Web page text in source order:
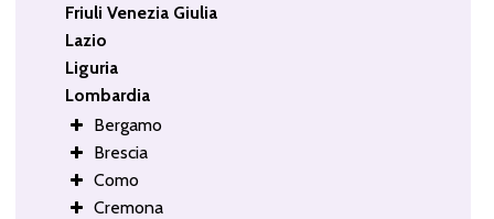
Friuli Venezia Giulia
Lazio
Liguria
Lombardia
Bergamo
Brescia
Como
Cremona